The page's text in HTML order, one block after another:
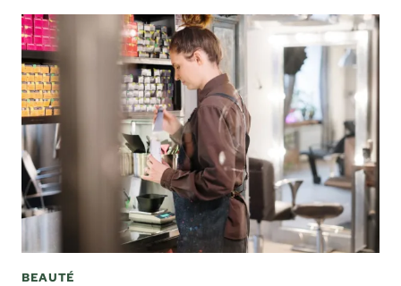
BEAUTÉ